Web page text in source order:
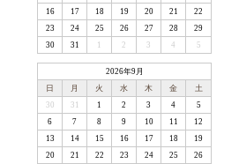
16
17 18 19 20 21
22
23
24 25 26 27 28
29
30
31 1 2 3 4 5
2026年9月
日
月 火 水 木 金
土
30
31 1 2 3 4
5
6
7 8 9 10 11
12
13
14 15 16 17 18
19
20
21 22 23 24 25
26